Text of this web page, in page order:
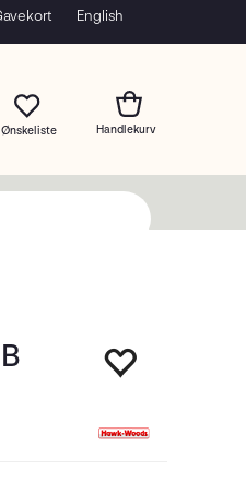
English